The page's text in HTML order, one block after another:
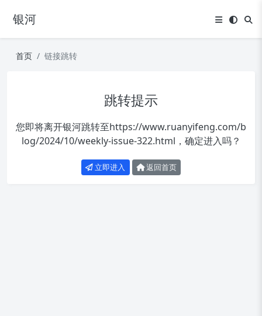
银河
首页 链接跳转
跳转提示
您即将离开银河跳转至https://www.ruanyifeng.com/b
log/2024/10/weekly-issue-322.html ，确定进入吗？
立即进入 返回首页